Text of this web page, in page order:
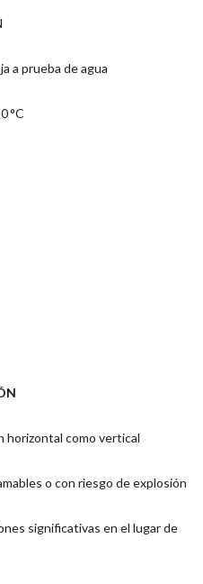
a prueba de agua
°C
horizontal como vertical
o con riesgo de explosión
significativas en el lugar de